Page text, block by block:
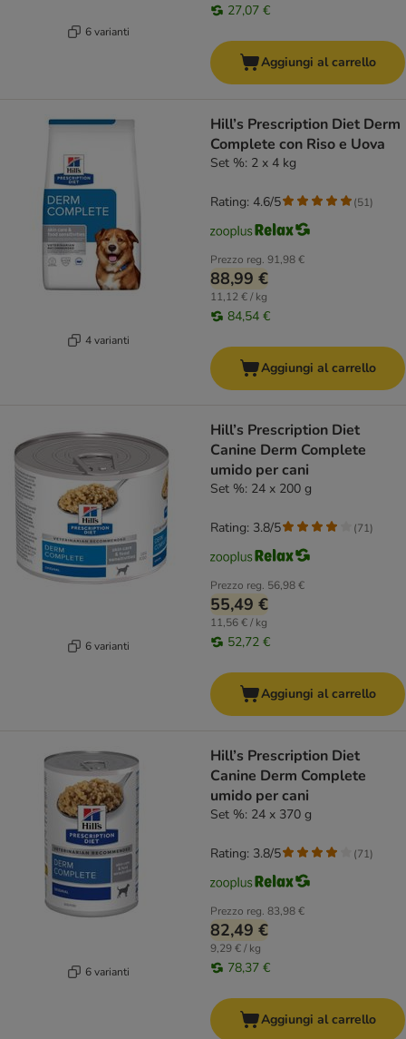
6 varianti
27,07 €
Aggiungi al carrello
4 varianti
Hill’s Prescription Diet Derm
Complete con Riso e Uova
Set %: 2 x 4 kg
Prezzo reg. 91,98 €
88,99 €
11,12 € / kg
84,54 €
Rating: 4.6/5 (51)
Aggiungi al carrello
6 varianti
Hill’s Prescription Diet
Canine Derm Complete
umido per cani
Set %: 24 x 200 g
Prezzo reg. 56,98 €
55,49 €
11,56 € / kg
52,72 €
Rating: 3.8/5 (71)
Aggiungi al carrello
6 varianti
Hill’s Prescription Diet
Canine Derm Complete
umido per cani
Set %: 24 x 370 g
Prezzo reg. 83,98 €
82,49 €
9,29 € / kg
78,37 €
Rating: 3.8/5 (71)
Aggiungi al carrello